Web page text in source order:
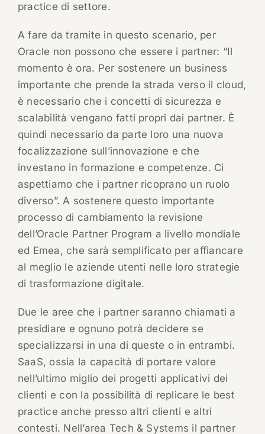
practice di settore.
A fare da tramite in questo scenario, per
Oracle non possono che essere i partner: “Il
momento è ora. Per sostenere un business
importante che prende la strada verso il cloud,
è necessario che i concetti di sicurezza e
scalabilità vengano fatti propri dai partner. È
quindi necessario da parte loro una nuova
focalizzazione sull’innovazione e che
investano in formazione e competenze. Ci
aspettiamo che i partner ricoprano un ruolo
diverso”. A sostenere questo importante
processo di cambiamento la revisione
dell’Oracle Partner Program a livello mondiale
ed Emea, che sarà semplificato per affiancare
al meglio le aziende utenti nelle loro strategie
di trasformazione digitale.
Due le aree che i partner saranno chiamati a
presidiare e ognuno potrà decidere se
specializzarsi in una di queste o in entrambi.
SaaS, ossia la capacità di portare valore
nell’ultimo miglio dei progetti applicativi dei
clienti e con la possibilità di replicare le best
practice anche presso altri clienti e altri
contesti. Nell’area Tech & Systems il partner